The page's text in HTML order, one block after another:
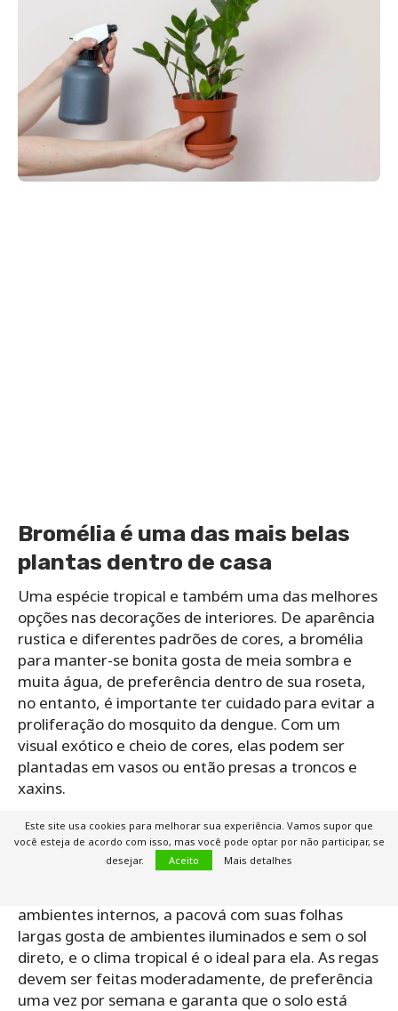
Bromélia é uma das mais belas
plantas dentro de casa
Uma espécie tropical e também uma das melhores
opções nas decorações de interiores. De aparência
rustica e diferentes padrões de cores, a bromélia
para manter-se bonita gosta de meia sombra e
muita água, de preferência dentro de sua roseta,
no entanto, é importante ter cuidado para evitar a
proliferação do mosquito da dengue. Com um
visual exótico e cheio de cores, elas podem ser
plantadas em vasos ou então presas a troncos e
xaxins.
Quer uma panta dentro de casa?
Escolha o Pacová
ambientes internos, a pacová com suas folhas
largas gosta de ambientes iluminados e sem o sol
direto, e o clima tropical é o ideal para ela. As regas
devem ser feitas moderadamente, de preferência
uma vez por semana e garanta que o solo está
Este site usa cookies para melhorar sua experiência. Vamos supor que
você esteja de acordo com isso, mas você pode optar por não participar, se
desejar.
Aceito Mais detalhes